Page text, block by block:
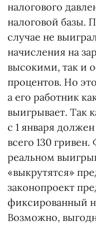
налогового
налоговой базы.
случае не
начисления на
высокими, так и
процентов. Но
а его работник
выигрывает. Так
с 1 января должен
всего 130
реальном
«выкрутятся»
законопроект
фиксированный
Возможно,